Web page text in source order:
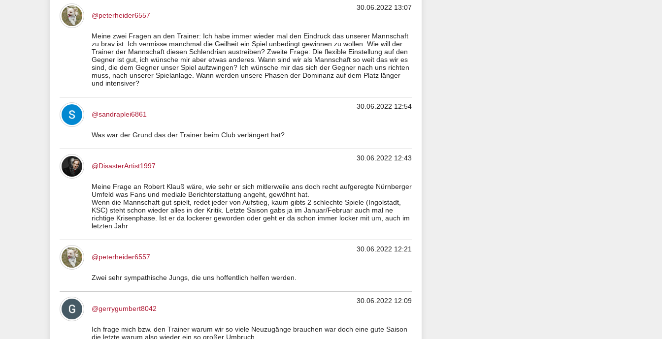
30.06.2022 13:07
@peterheider6557
Meine zwei Fragen an den Trainer: Ich habe immer wieder mal den Eindruck das unserer Mannschaft
zu brav ist. Ich vermisse manchmal die Geilheit ein Spiel unbedingt gewinnen zu wollen. Wie will der
Trainer der Mannschaft diesen Schlendrian austreiben? Zweite Frage: Die flexible Einstellung auf den
Gegner ist gut, ich wünsche mir aber etwas anderes. Wann sind wir als Mannschaft so weit das wir es
sind, die dem Gegner unser Spiel aufzwingen? Ich wünsche mir das sich der Gegner nach uns richten
muss, nach unserer Spielanlage. Wann werden unsere Phasen der Dominanz auf dem Platz länger
und intensiver?
30.06.2022 12:54
@sandraplei6861
Was war der Grund das der Trainer beim Club verlängert hat?
30.06.2022 12:43
@DisasterArtist1997
Meine Frage an Robert Klauß wäre, wie sehr er sich mitlerweile ans doch recht aufgeregte Nürnberger
Umfeld was Fans und mediale Berichterstattung angeht, gewöhnt hat.
Wenn die Mannschaft gut spielt, redet jeder von Aufstieg, kaum gibts 2 schlechte Spiele (Ingolstadt,
KSC) steht schon wieder alles in der Kritik. Letzte Saison gabs ja im Januar/Februar auch mal ne
richtige Krisenphase. Ist er da lockerer geworden oder geht er da schon immer locker mit um, auch im
letzten Jahr
30.06.2022 12:21
@peterheider6557
Zwei sehr sympathische Jungs, die uns hoffentlich helfen werden.
30.06.2022 12:09
@gerrygumbert8042
Ich frage mich bzw. den Trainer warum wir so viele Neuzugänge brauchen war doch eine gute Saison
die letzte warum also wieder ein so großer Umbruch